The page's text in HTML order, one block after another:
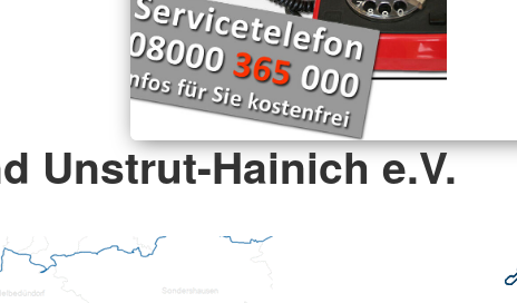
Unstrut-Hainich e.V.